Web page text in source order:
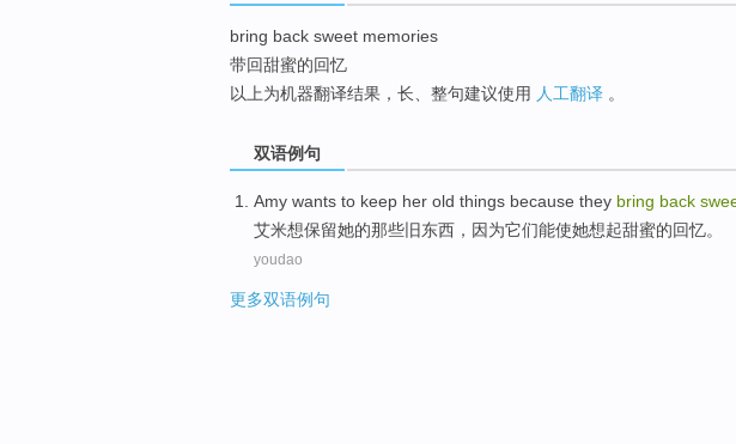
bring back sweet memories
带回甜蜜的回忆
以上为机器翻译结果，长、整句建议使用 人工翻译 。
双语例句
Amy wants to keep her old things because they bring back
艾米想保留她的那些旧东西 ， 因为它们能使她想起甜蜜的回忆。
youdao
更多双语例句